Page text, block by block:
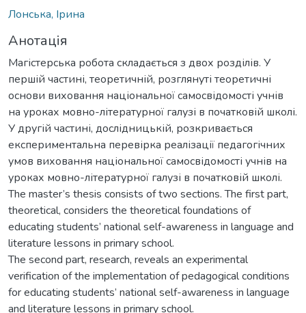
Лонська, Ірина
Анотація
Магістерська робота складається з двох розділів. У
першій частині, теоретичній, розглянуті теоретичні
основи виховання національної самосвідомості учнів
на уроках мовно-літературної галузі в початковій школі.
У другій частині, дослідницькій, розкривається
експериментальна перевірка реалізації педагогічних
умов виховання національної самосвідомості учнів на
уроках мовно-літературної галузі в початковій школі.
The master’s thesis consists of two sections. The first part,
theoretical, considers the theoretical foundations of
educating students’ national self-awareness in language and
literature lessons in primary school.
The second part, research, reveals an experimental
verification of the implementation of pedagogical conditions
for educating students’ national self-awareness in language
and literature lessons in primary school.